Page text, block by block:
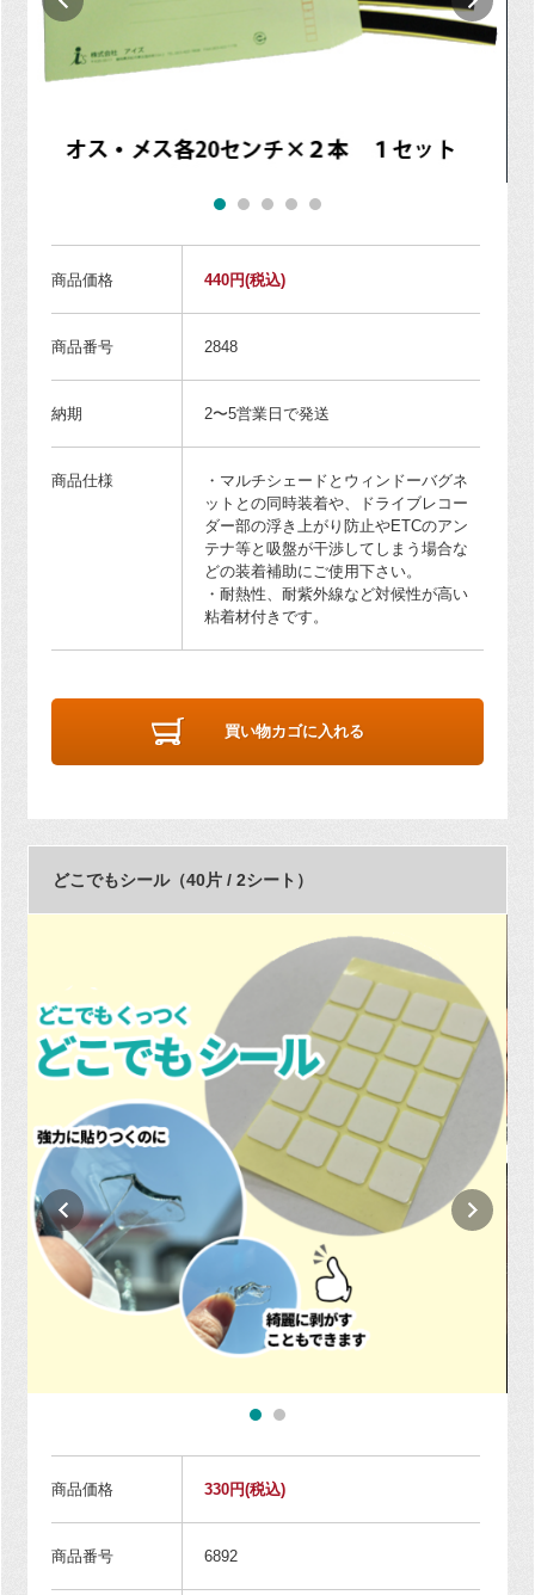
商品価格 440円(税込)
商品番号 2848
納期 2〜5営業日で発送
商品仕様
・マルチシェードとウィンドーバグネ
ットとの同時装着や、ドライブレコー
ダー部の浮き上がり防止やETCのアン
テナ等と吸盤が干渉してしまう場合な
どの装着補助にご使用下さい。
・耐熱性、耐紫外線など対候性が高い
粘着材付きです。
買い物カゴに入れる
どこでもシール（40片 / 2シート）
商品価格 330円(税込)
商品番号 6892